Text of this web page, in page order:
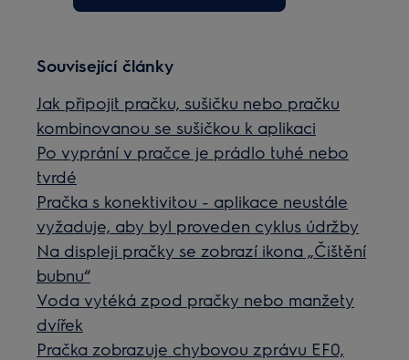
Související články
Jak připojit pračku, sušičku nebo pračku
kombinovanou se sušičkou k aplikaci
Po vyprání v pračce je prádlo tuhé nebo
tvrdé
Pračka s konektivitou - aplikace neustále
vyžaduje, aby byl proveden cyklus údržby
Na displeji pračky se zobrazí ikona „Čištění
bubnu“
Voda vytéká zpod pračky nebo manžety
dvířek
Pračka zobrazuje chybovou zprávu EF0,